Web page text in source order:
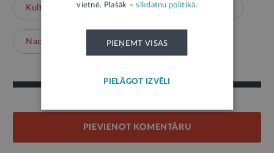
Kultūras mantojums Kultūra
Nacionālā kultūras mantojuma pārvalde
PIEVIENOT KOMENTĀRU
vietnē. Plašāk –sīkdatņu politikā.
PIEŅEMT VISAS
PIELĀGOT IZVĒLI